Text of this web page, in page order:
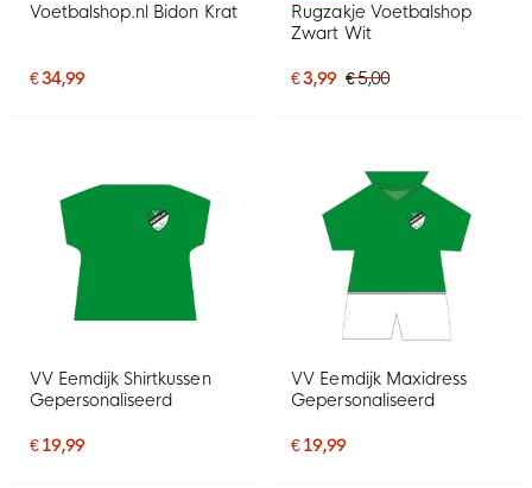
Voetbalshop.nl Bidon Krat
€ 34,99
Rugzakje Voetbalshop
Zwart Wit
€ 3,99 € 5,00
VV Eemdijk Shirtkussen
Gepersonaliseerd
€ 19,99
VV Eemdijk Maxidress
Gepersonaliseerd
€ 19,99